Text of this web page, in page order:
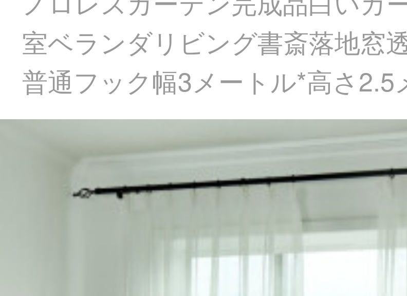
室ベランダリビング書斎落地窓
普通フック幅3メートル*高さ2.5